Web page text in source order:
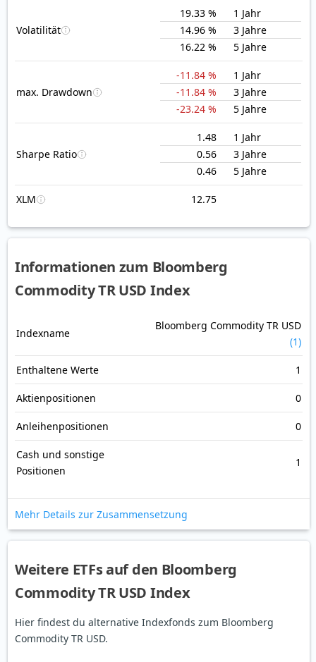
Volatilität
19.33 %
1 Jahr
14.96 %
3 Jahre
16.22 %
5 Jahre
max. Drawdown
-11.84 %
1 Jahr
-11.84 %
3 Jahre
-23.24 %
5 Jahre
Sharpe Ratio
1.48
1 Jahr
0.56
3 Jahre
0.46
5 Jahre
XLM 12.75
Informationen zum Bloomberg
Commodity TR USD Index
Indexname
Bloomberg Commodity TR USD
(1)
Enthaltene Werte 1
Aktienpositionen 0
Anleihenpositionen 0
Cash und sonstige
Positionen
1
Mehr Details zur Zusammensetzung
Weitere ETFs auf den Bloomberg
Commodity TR USD Index
Hier findest du alternative Indexfonds zum Bloomberg
Commodity TR USD.